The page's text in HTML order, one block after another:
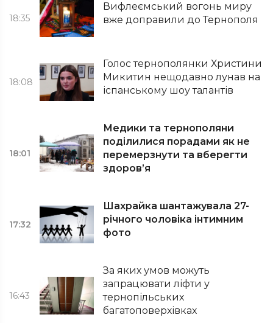
18:35
Вифлеємський вогонь миру
вже доправили до Тернополя
18:08
Голос тернополянки Христини
Микитин нещодавно лунав на
іспанському шоу талантів
18:01
Медики та тернополяни
поділилися порадами як не
перемерзнути та вберегти
здоров’я
17:32
Шахрайка шантажувала 27-
річного чоловіка інтимним
фото
16:43
За яких умов можуть
запрацювати ліфти у
тернопільських
багатоповерхівках